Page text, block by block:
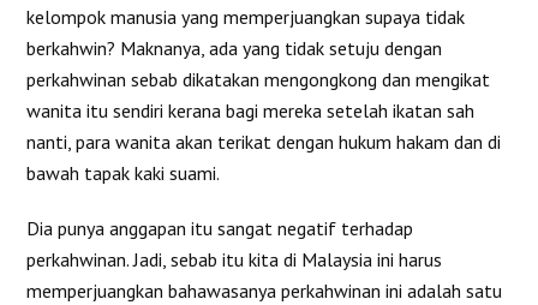
kelompok manusia yang memperjuangkan supaya tidak
berkahwin? Maknanya, ada yang tidak setuju dengan
perkahwinan sebab dikatakan mengongkong dan mengikat
wanita itu sendiri kerana bagi mereka setelah ikatan sah
nanti, para wanita akan terikat dengan hukum hakam dan di
bawah tapak kaki suami.
Dia punya anggapan itu sangat negatif terhadap
perkahwinan. Jadi, sebab itu kita di Malaysia ini harus
memperjuangkan bahawasanya perkahwinan ini adalah satu